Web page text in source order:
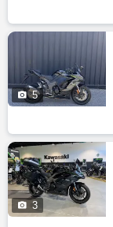
 5
 3